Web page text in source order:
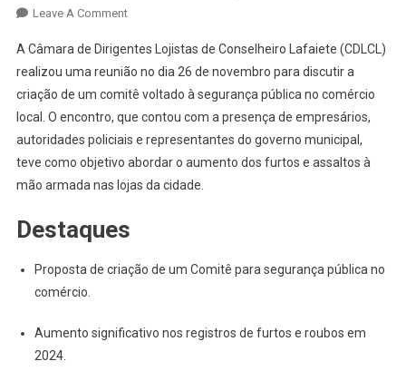
Leave A CommentOn
Lafaiete
Propõe
Comitê
De
Segurança
Pública
Para
A Câmara de Dirigentes Lojistas de Conselheiro Lafaiete (CDLCL)
realizou uma reunião no dia 26 de novembro para discutir a
criação de um comitê voltado à segurança pública no comércio
local. O encontro, que contou com a presença de empresários,
autoridades policiais e representantes do governo municipal,
teve como objetivo abordar o aumento dos furtos e assaltos à
mão armada nas lojas da cidade.
Destaques
Proposta de criação de um Comitê para segurança pública no
comércio.
Aumento significativo nos registros de furtos e roubos em
2024.